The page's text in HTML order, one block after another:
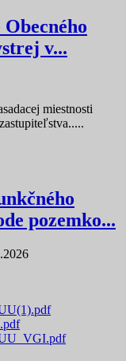
v...
miestnosti
pozemko...